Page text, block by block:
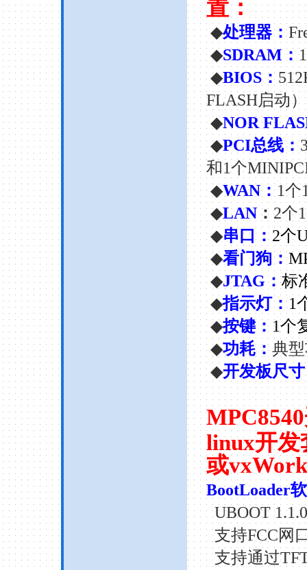
置：
◆处理器：
◆SDRAM ：
◆BIOS：
FLASH启动）
◆NOR
◆PCI总线：
和1个
◆WAN：1个
◆LAN： 2个
◆串口： 2个
◆看门狗：
◆JTAG：标
◆指示灯：1
◆按键： 1个
◆功耗：典
◆开发板尺寸
MPC8540
linux开发
或
BootLoader
UBOOT 1.1.0
支持FCC网
支持通过